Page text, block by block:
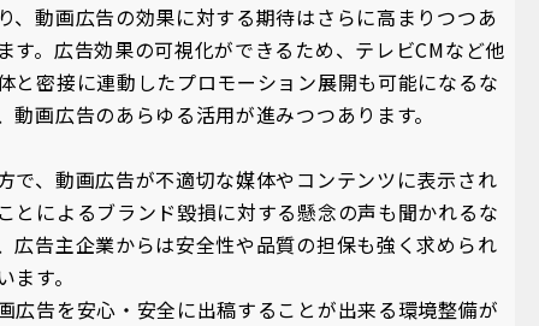
、動画広告の効果に対する期待はさらに高まりつつあ
す。広告効果の可視化ができるため、テレビCMなど他
と密接に連動したプロモーション展開も可能になるな
動画広告のあらゆる活用が進みつつあります。
で、動画広告が不適切な媒体やコンテンツに表示され
とによるブランド毀損に対する懸念の声も聞かれるな
広告主企業からは安全性や品質の担保も強く求められ
ます。
広告を安心・安全に出稿することが出来る環境整備が